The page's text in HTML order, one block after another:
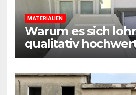
MATERIALIEN
Warum es sich
qualitativ
Baustoffe und